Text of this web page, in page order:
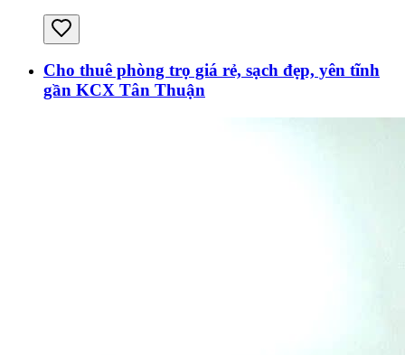
Cho thuê phòng trọ giá rẻ, sạch đẹp, yên tĩnh
gần KCX Tân Thuận